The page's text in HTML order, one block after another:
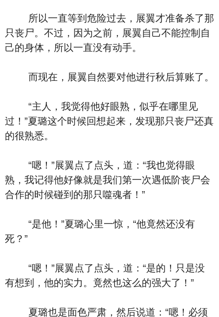
所以一直等到危险过去，展翼才准备杀了那
只丧尸。不过，因为之前，展翼自己不能控制自
己的身体，所以一直没有动手。
而现在，展翼自然要对他进行秋后算账了。
“主人，我觉得他好眼熟，似乎在哪里见
过！”夏璐这个时候回想起来，发现那只丧尸还真
的很熟悉。
“嗯！”展翼点了点头，道：“我也觉得眼
熟，我记得他好像就是我们第一次遇低阶丧尸会
合作的时候碰到的那只噬魂者！”
“是他！”夏璐心里一惊，“他竟然还没有
死？”
“嗯！”展翼点了点头，道：“是的！只是没
有想到，他的实力。竟然也这么的强大了！”
夏璐也是面色严肃，然后说道：“嗯！必须